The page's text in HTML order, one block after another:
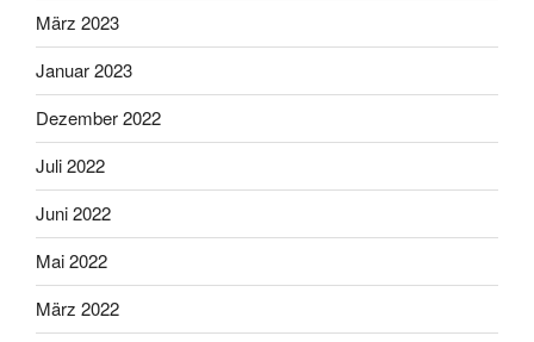
März 2023
Januar 2023
Dezember 2022
Juli 2022
Juni 2022
Mai 2022
März 2022